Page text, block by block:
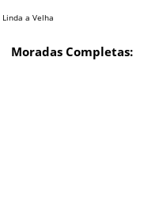
Linda a Velha
Moradas Completas: